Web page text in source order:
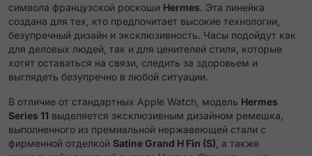
Gold Single Tour Attelage Strap
Gold/Ecru Single Tour Toile H Strap
Gris Single Tour Deployment Buckle Kilim Strap
Gris Single Tour Grand H Fin Strap
Gris Single Tour Grand H Strap
символа французской роскоши Hermes. Эта линейка
создана для тех, кто предпочитает высокие технологии,
безупречный дизайн и эксклюзивность. Часы подойдут как
для деловых людей, так и для ценителей стиля, которые
хотят оставаться на связи, следить за здоровьем и
выглядеть безупречно в любой ситуации.
В отличие от стандартных Apple Watch, модель Hermes
Series 11 выделяется эксклюзивным дизайном ремешка,
выполненного из премиальной нержавеющей стали с
фирменной отделкой Satine Grand H Fin (S) , а также